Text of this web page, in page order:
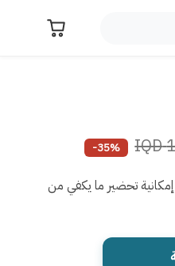
-35%
بسعة 1 لتر، تضمن لك إمكانية تحضير ما يكفي من